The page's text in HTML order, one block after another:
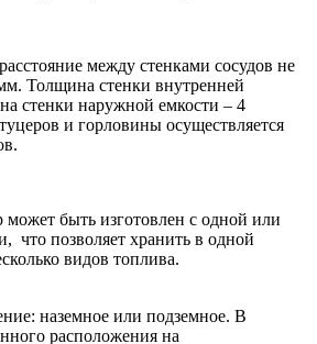
между стенками сосудов не
Толщина стенки внутренней
стенки наружной емкости – 4
и горловины осуществляется
может быть изготовлен с одной или
что позволяет хранить в одной
видов топлива.
наземное или подземное. В
расположения на